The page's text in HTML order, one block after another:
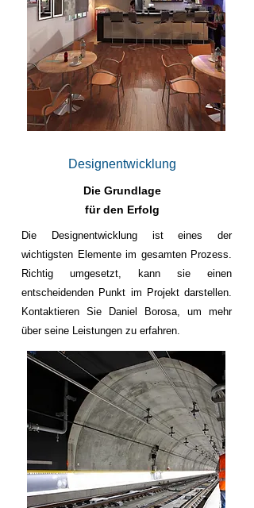
Designentwicklung
Die Grundlage
für den Erfolg
Die Designentwicklung ist eines der
wichtigsten Elemente im gesamten Prozess.
Richtig umgesetzt, kann sie einen
entscheidenden Punkt im Projekt darstellen.
Kontaktieren Sie Daniel Borosa, um mehr
über seine Leistungen zu erfahren.